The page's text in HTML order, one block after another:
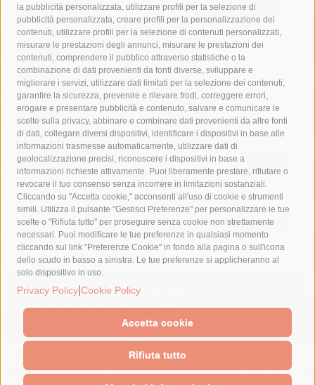
la pubblicità personalizzata, utilizzare profili per la selezione di
pubblicità personalizzata, creare profili per la personalizzazione dei
contenuti, utilizzare profili per la selezione di contenuti personalizzati,
misurare le prestazioni degli annunci, misurare le prestazioni dei
contenuti, comprendere il pubblico attraverso statistiche o la
combinazione di dati provenienti da fonti diverse, sviluppare e
migliorare i servizi, utilizzare dati limitati per la selezione dei contenuti,
garantire la sicurezza, prevenire e rilevare frodi, correggere errori,
erogare e presentare pubblicità e contenuto, salvare e comunicare le
scelte sulla privacy, abbinare e combinare dati provenienti da altre fonti
di dati, collegare diversi dispositivi, identificare i dispositivi in base alle
informazioni trasmesse automaticamente, utilizzare dati di
geolocalizzazione precisi, riconoscere i dispositivi in base a
informazioni richieste attivamente. Puoi liberamente prestare, rifiutare o
revocare il tuo consenso senza incorrere in limitazioni sostanziali.
Cliccando su "Accetta cookie," acconsenti all'uso di cookie e strumenti
simili. Utilizza il pulsante "Gestisci Preferenze" per personalizzare le tue
scelte o "Rifiuta tutto" per proseguire senza cookie non strettamente
necessari. Puoi modificare le tue preferenze in qualsiasi momento
cliccando sul link "Preferenze Cookie" in fondo alla pagina o sull'icona
dello scudo in basso a sinistra. Le tue preferenze si applicheranno al
solo dispositivo in uso.
Privacy Policy Cookie Policy
Accetta cookie
Rifiuta tutto
Asl Napoli 3 sud
capitaneria di porto capri
carabinieri
castellammare di stabia
circumvesuviana
comune di sorrento
concerto
contagi
costiera amalfitana
covid-19 eav
elezioni
fondazione sorrento
gori guardia costiera
incidente
lavori
lorenzo balducelli mare
massa lubrense
massimo coppola
Meta napoli
ordinanza
penisola sorrentina
piano di sorrento
polizia municipale
protezione civile
Regione Campania
sant'agnello
sindaco cuomo
sorrento studenti temporali
treni
turismo
Vico Equense villa fiorentino vincenzo de luca
© 2015 SorrentoPress. All rights reserved.
Il giornale online della Penisola Sorrentina
Cookie Policy